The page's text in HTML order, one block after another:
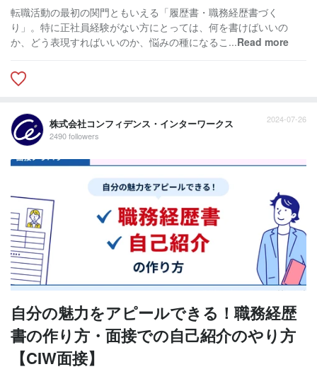
転職活動の最初の関門ともいえる「履歴書・職務経歴書づく
り」。特に正社員経験がない方にとっては、何を書けばいいの
か、どう表現すればいいのか、悩みの種になるこ...Read more
株式会社コンフィデンス・インターワークス
2490 followers
2024-07-26
自分の魅力をアピールできる！職務経歴
書の作り方・面接での自己紹介のやり方
【CIW面接】